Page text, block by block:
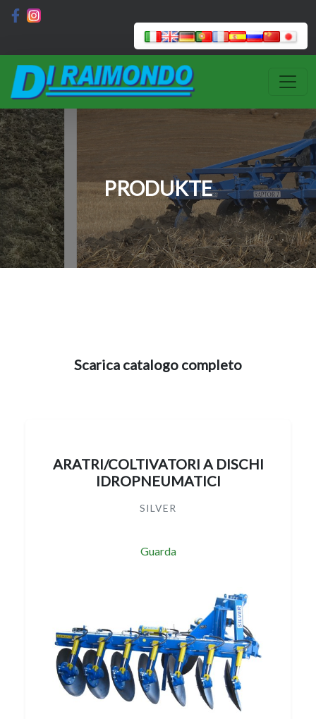
PRODUKTE
Scarica catalogo completo
ARATRI/COLTIVATORI A DISCHI
IDROPNEUMATICI
SILVER
Guarda